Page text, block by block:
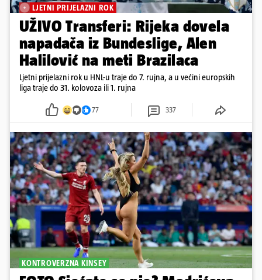
LJETNI PRIJELAZNI ROK
UŽIVO Transferi: Rijeka dovela
napadača iz Bundeslige, Alen
Halilović na meti Brazilaca
Ljetni prijelazni rok u HNL-u traje do 7. rujna, a u većini europskih
liga traje do 31. kolovoza ili 1. rujna
77 337
KONTROVERZNA KINSEY